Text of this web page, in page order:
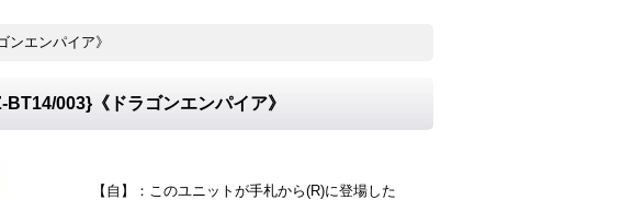
エンパイア》
003}《ドラゴンエンパイア》
【自】：このユニットが手札から(R)に登場した